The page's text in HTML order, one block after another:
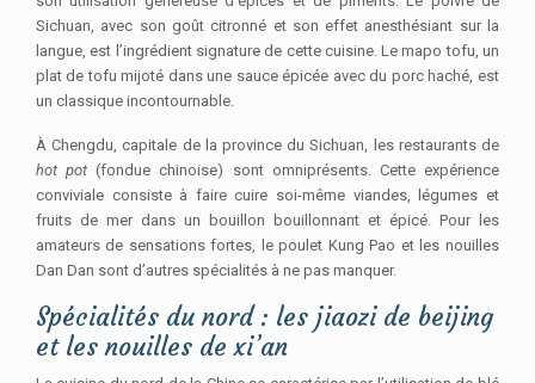
Sichuan, avec son goût citronné et son effet anesthésiant sur la
langue, est l’ingrédient signature de cette cuisine. Le mapo tofu, un
plat de tofu mijoté dans une sauce épicée avec du porc haché, est
un classique incontournable.
À Chengdu, capitale de la province du Sichuan, les restaurants de
hot pot(fondue chinoise) sont omniprésents. Cette expérience
conviviale consiste à faire cuire soi-même viandes, légumes et
fruits de mer dans un bouillon bouillonnant et épicé. Pour les
amateurs de sensations fortes, le poulet Kung Pao et les nouilles
Dan Dan sont d’autres spécialités à ne pas manquer.
Spécialités du nord : les jiaozi de beijing
et les nouilles de xi’an